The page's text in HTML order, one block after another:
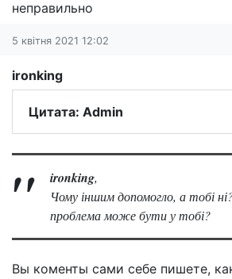
неправильно
5 квітня 2021 12:02
ironking
Цитата: Admin
ironking,
Чому іншим допомогло, а тобі
проблема може бути у тобі?
Вы коменты сами себе пишете,